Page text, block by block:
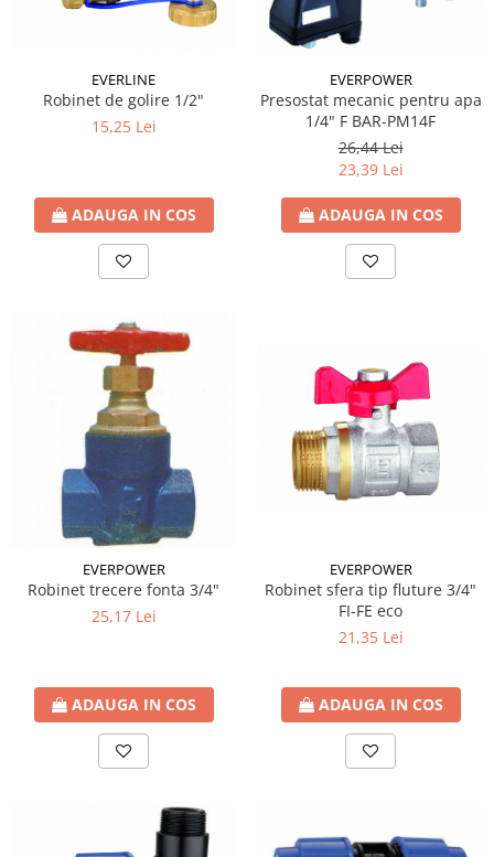
Hidrofoare
Fitinguri Compresiune
HIDRANTI SI ACCESORII
Pompe submersibile
Pompe pentru testare instalatii
APOMETRE/ CAMIN APOMETRE
Teava Cupru
Curba Cupru
Teu Cupru
Teu redus Cupru
Mufa Cupru
Capac Cupru
Ocolire Cupru
Reductie Cupru
Semiolandez Cupru
Teava PPR
Fitinguri PPR
Distribuitor pexal FI-FE cu robinet
Sisteme de canalizare si ape
EVERLINE
Robinet de golire 1/2"
15,25 Lei
ADAUGA IN COS
EVERPOWER
Presostat mecanic pentru apa
1/4" F BAR-PM14F
26,44 Lei
23,39 Lei
ADAUGA IN COS
EVERPOWER
Robinet trecere fonta 3/4"
25,17 Lei
ADAUGA IN COS
EVERPOWER
Robinet sfera tip fluture 3/4"
FI-FE eco
21,35 Lei
ADAUGA IN COS